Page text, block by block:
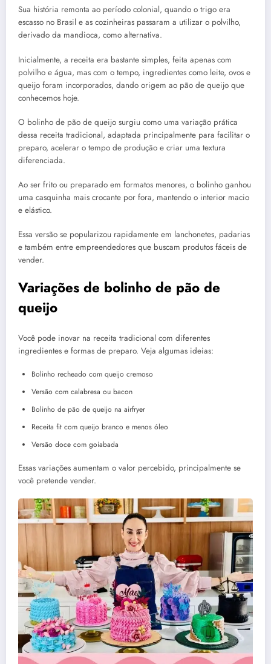
Sua história remonta ao período colonial, quando o trigo era
escasso no Brasil e as cozinheiras passaram a utilizar o polvilho,
derivado da mandioca, como alternativa.
Inicialmente, a receita era bastante simples, feita apenas com
polvilho e água, mas com o tempo, ingredientes como leite, ovos e
queijo foram incorporados, dando origem ao pão de queijo que
conhecemos hoje.
O bolinho de pão de queijo surgiu como uma variação prática
dessa receita tradicional, adaptada principalmente para facilitar o
preparo, acelerar o tempo de produção e criar uma textura
diferenciada.
Ao ser frito ou preparado em formatos menores, o bolinho ganhou
uma casquinha mais crocante por fora, mantendo o interior macio
e elástico.
Essa versão se popularizou rapidamente em lanchonetes, padarias
e também entre empreendedores que buscam produtos fáceis de
vender.
Variações de bolinho de pão de
queijo
Você pode inovar na receita tradicional com diferentes
ingredientes e formas de preparo. Veja algumas ideias:
Bolinho recheado com queijo cremoso
Versão com calabresa ou bacon
Bolinho de pão de queijo na airfryer
Receita fit com queijo branco e menos óleo
Versão doce com goiabada
Essas variações aumentam o valor percebido, principalmente se
você pretende vender.